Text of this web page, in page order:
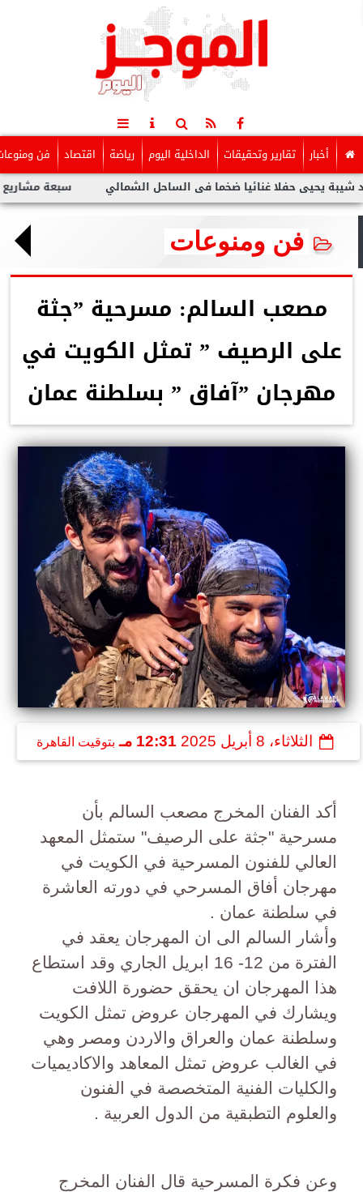
أخبار تقارير وتحقيقات الداخلية اليوم رياضة اقتصاد فن
سبعة مشاريع لفنانين حفلا غنائيا ضخما فى الساحل الشمالي
فن ومنوعات
مصعب السالم: مسرحية ”جثة
على الرصيف ” تمثل الكويت في
مهرجان ”آفاق ” بسلطنة عمان
الثلاثاء، 8 أبريل 2025 12:31 مـ بتوقيت القاهرة
أكد الفنان المخرج مصعب السالم بأن
مسرحية "جثة على الرصيف" ستمثل المعهد
العالي للفنون المسرحية في الكويت في
مهرجان أفاق المسرحي في دورته العاشرة
في سلطنة عمان .
وأشار السالم الى ان المهرجان يعقد في
الفترة من 12- 16 ابريل الجاري وقد استطاع
هذا المهرجان ان يحقق حضورة اللافت
ويشارك في المهرجان عروض تمثل الكويت
وسلطنة عمان والعراق والاردن ومصر وهي
في الغالب عروض تمثل المعاهد والاكاديميات
والكليات الفنية المتخصصة في الفنون
والعلوم التطبقية من الدول العربية .
وعن فكرة المسرحية قال الفنان المخرج